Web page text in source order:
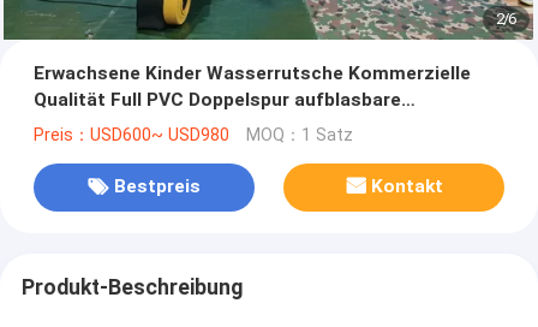
2/6
Erwachsene Kinder Wasserrutsche Kommerzielle
Qualität Full PVC Doppelspur aufblasbare
Wasserrutsche mit luftdichtem Splash-Wasserpool
Preis：USD600~ USD980 MOQ：1 Satz
Bestpreis Kontakt
Produkt-Beschreibung